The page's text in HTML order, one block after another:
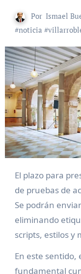
Por Ismael
#noticia #
El plazo para presentar solicitudes de exención
de pruebas de
Se podrán
eliminando
scripts, estilos y
En este sentido,
fundamental